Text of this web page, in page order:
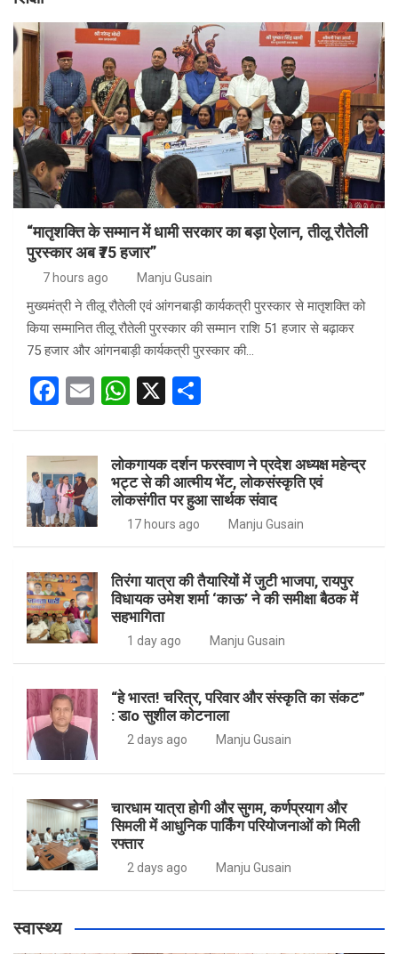
“मातृशक्ति के सम्मान में धामी सरकार का बड़ा ऐलान, तीलू रौतेली
पुरस्कार अब ₹75 हजार”
7 hours ago Manju Gusain
मुख्यमंत्री ने तीलू रौतेली एवं आंगनबाड़ी कार्यकत्री पुरस्कार से मातृशक्ति को
किया सम्मानित तीलू रौतेली पुरस्कार की सम्मान राशि 51 हजार से बढ़ाकर
75 हजार और आंगनबाड़ी कार्यकत्री पुरस्कार की…
F
ce
b
o
o
E
ail
W
s
A
p
X
e
लोकगायक दर्शन फरस्वाण ने प्रदेश अध्यक्ष महेन्द्र
भट्ट से की आत्मीय भेंट, लोकसंस्कृति एवं
लोकसंगीत पर हुआ सार्थक संवाद
17 hours ago Manju Gusain
तिरंगा यात्रा की तैयारियों में जुटी भाजपा, रायपुर
विधायक उमेश शर्मा ‘काऊ’ ने की समीक्षा बैठक में
सहभागिता
1 day ago Manju Gusain
“हे भारत! चरित्र, परिवार और संस्कृति का संकट”
: डाo सुशील कोटनाला
2 days ago Manju Gusain
चारधाम यात्रा होगी और सुगम, कर्णप्रयाग और
सिमली में आधुनिक पार्किंग परियोजनाओं को मिली
रफ्तार
2 days ago Manju Gusain
स्वास्थ्य